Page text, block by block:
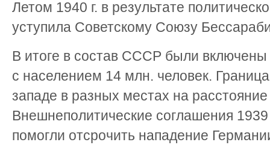
Летом 1940 г. в результате
уступила Советскому Союзу
В итоге в состав СССР были включены
с населением 14 млн. человек.
западе в разных местах на
Внешнеполитические соглашения 1939
помогли отсрочить нападение